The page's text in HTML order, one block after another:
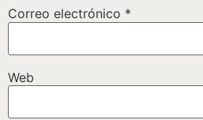
Correo electrónico *
Web